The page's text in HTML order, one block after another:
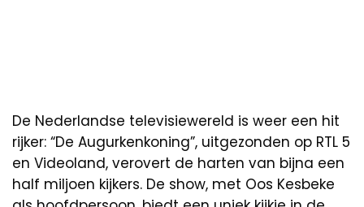
De Nederlandse televisiewereld is weer een hit
rijker: “De Augurkenkoning”, uitgezonden op RTL 5
en Videoland, verovert de harten van bijna een
half miljoen kijkers. De show, met Oos Kesbeke